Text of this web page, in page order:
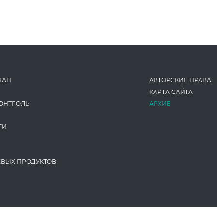
ПРОДУКТОВ
АВТОРСКИЕ ПРАВА
КАРТА САЙТА
АРХИВ